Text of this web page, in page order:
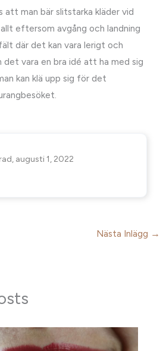
att man bär slitstarka kläder vid
eftersom avgång och landning
där det kan vara lerigt och
det vara en bra idé att ha med sig
kan klä upp sig för det
augusti 1, 2022
Nästa Inlägg →